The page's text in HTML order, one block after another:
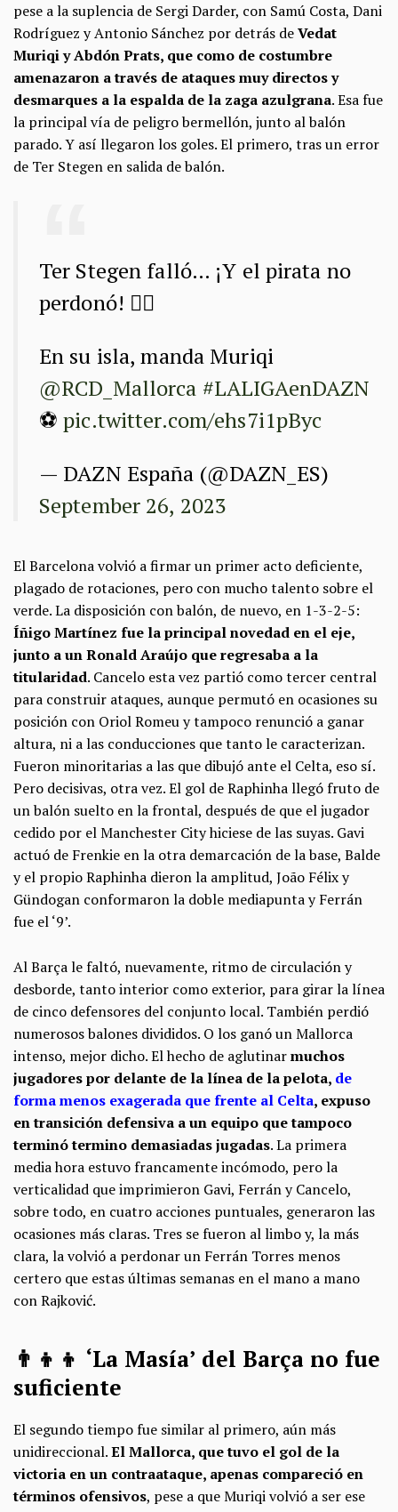
pese a la suplencia de Sergi Darder, con Samú Costa, Dani
Rodríguez y Antonio Sánchez por detrás deVedat
Muriqi y Abdón Prats, que como de costumbre
amenazaron a través de ataques muy directos y
desmarques a la espalda de la zaga azulgrana. Esa fue
la principal vía de peligro bermellón, junto al balón
parado. Y así llegaron los goles. El primero, tras un error
de Ter Stegen en salida de balón.
Ter Stegen falló… ¡Y el pirata no
perdonó! 🏴‍☠️
En su isla, manda Muriqi
@RCD_Mallorca #LALIGAenDAZN
⚽pic.twitter.com/ehs7i1pByc
— DAZN España (@DAZN_ES)
September 26, 2023
El Barcelona volvió a firmar un primer acto deficiente,
plagado de rotaciones, pero con mucho talento sobre el
verde. La disposición con balón, de nuevo, en 1-3-2-5:
Íñigo Martínez fue la principal novedad en el eje,
junto a un Ronald Araújo que regresaba a la
titularidad. Cancelo esta vez partió como tercer central
para construir ataques, aunque permutó en ocasiones su
posición con Oriol Romeu y tampoco renunció a ganar
altura, ni a las conducciones que tanto le caracterizan.
Fueron minoritarias a las que dibujó ante el Celta, eso sí.
Pero decisivas, otra vez. El gol de Raphinha llegó fruto de
un balón suelto en la frontal, después de que el jugador
cedido por el Manchester City hiciese de las suyas. Gavi
actuó de Frenkie en la otra demarcación de la base, Balde
y el propio Raphinha dieron la amplitud, João Félix y
Gündogan conformaron la doble mediapunta y Ferrán
fue el ‘9’.
Al Barça le faltó, nuevamente, ritmo de circulación y
desborde, tanto interior como exterior, para girar la línea
de cinco defensores del conjunto local. También perdió
numerosos balones divididos. O los ganó un Mallorca
intenso, mejor dicho. El hecho de aglutinarmuchos
jugadores por delante de la línea de la pelota, de
forma menos exagerada que frente al Celta, expuso
en transición defensiva a un equipo que tampoco
terminó termino demasiadas jugadas. La primera
media hora estuvo francamente incómodo, pero la
verticalidad que imprimieron Gavi, Ferrán y Cancelo,
sobre todo, en cuatro acciones puntuales, generaron las
ocasiones más claras. Tres se fueron al limbo y, la más
clara, la volvió a perdonar un Ferrán Torres menos
certero que estas últimas semanas en el mano a mano
con Rajković.
👨‍👦‍👦 ‘La Masía’ del Barça no fue
suficiente
El segundo tiempo fue similar al primero, aún más
unidireccional.El Mallorca, que tuvo el gol de la
victoria en un contraataque, apenas compareció en
términos ofensivos, pese a que Muriqi volvió a ser ese